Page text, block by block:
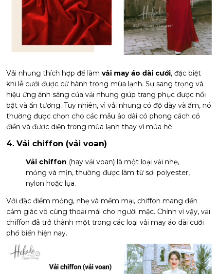
Vải nhung thích hợp để làmvải may áo dài cưới, đặc biệt
khi lễ cưới được cử hành trong mùa lạnh. Sự sang trọng và
hiệu ứng ánh sáng của vải nhung giúp trang phục được nổi
bật và ấn tượng. Tuy nhiên, vì vải nhung có độ dày và ấm, nó
thường được chọn cho các mẫu áo dài có phong cách cổ
điển và được diện trong mùa lạnh thay vì mùa hè.
4. Vải chiffon (vải voan)
Vải chiffon (hay vải voan) là một loại vải nhẹ,
mỏng và mịn, thường được làm từ sợi polyester,
nylon hoặc lụa.
Với đặc điểm mỏng, nhẹ và mềm mại, chiffon mang đến
cảm giác vô cùng thoải mái cho người mặc. Chính vì vậy, vải
chiffon đã trở thành một trong các loại vải may áo dài cưới
phổ biến hiện nay.